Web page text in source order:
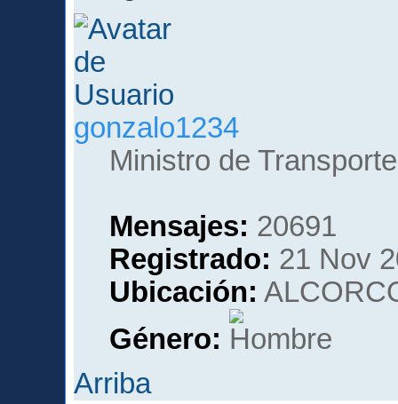
gonzalo1234
Ministro de Transporte
Mensajes: 20691
Registrado: 21 Nov
Ubicación:
Género:
Arriba